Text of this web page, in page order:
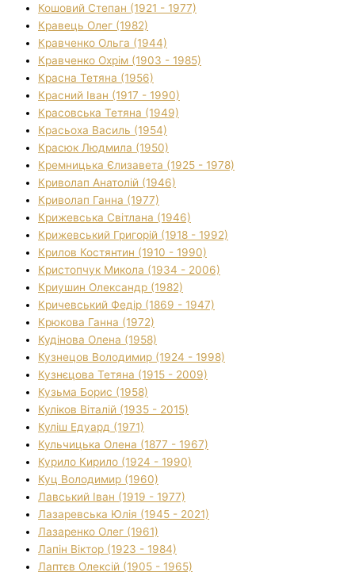
Кошовий Степан (1921 - 1977)
Кравець Олег (1982)
Кравченко Ольга (1944)
Кравченко Охрім (1903 - 1985)
Красна Тетяна (1956)
Красний Іван (1917 - 1990)
Красовська Тетяна (1949)
Красьоха Василь (1954)
Красюк Людмила (1950)
Кремницька Єлизавета (1925 - 1978)
Криволап Анатолій (1946)
Криволап Ганна (1977)
Крижевська Світлана (1946)
Крижевський Григорій (1918 - 1992)
Крилов Костянтин (1910 - 1990)
Кристопчук Микола (1934 - 2006)
Криушин Олександр (1982)
Кричевський Федір (1869 - 1947)
Крюкова Ганна (1972)
Кудінова Олена (1958)
Кузнецов Володимир (1924 - 1998)
Кузнєцова Тетяна (1915 - 2009)
Кузьма Борис (1958)
Куліков Віталій (1935 - 2015)
Куліш Едуард (1971)
Кульчицька Олена (1877 - 1967)
Курило Кирило (1924 - 1990)
Куц Володимир (1960)
Лавський Іван (1919 - 1977)
Лазаревська Юлія (1945 - 2021)
Лазаренко Олег (1961)
Лапін Віктор (1923 - 1984)
Лаптєв Олексій (1905 - 1965)